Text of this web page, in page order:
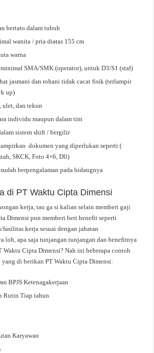
bertato dalam tubuh
wanita / pria diatas 155 cm
warna
SMA/SMK (operator), untuk D3/S1 (staf)
jasmani dan rohani tidak cacat fisik (terlampir
up)
ulet, dan tekun
individu maupun dalam tim
sistem shift / bergilir
dokumen yang diperlukan seperti (
SKCK, Foto 4×6, Dll)
berpengalaman pada bidangnya
di PT Waktu Cipta Dimensi
kerja, tau ga si kalian selain memberi gaji
Dimensi pun memberi beri benefit seperti
fasilitas kerja sesuai dengan jabatan
loh, apa saja tunjangan tunjangan dan benefitnya
Waktu Cipta Dimensi? Nah ini beberapa contoh
di berikan PT Waktu Cipta Dimensi:
BPJS Ketenagakerjaan
Rutin Tiap tahun
Karyawan